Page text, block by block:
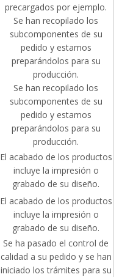
precargados por ejemplo.
Se han recopilado los
subcomponentes de su
pedido y estamos
preparándolos para su
producción.
Se han recopilado los
subcomponentes de su
pedido y estamos
preparándolos para su
producción.
El acabado de los productos
incluye la impresión o
grabado de su diseño.
El acabado de los productos
incluye la impresión o
grabado de su diseño.
Se ha pasado el control de
calidad a su pedido y se han
iniciado los trámites para su